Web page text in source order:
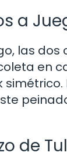
a
las
en
de Tul